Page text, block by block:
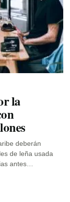
la
deberán
de leña usada
antes…